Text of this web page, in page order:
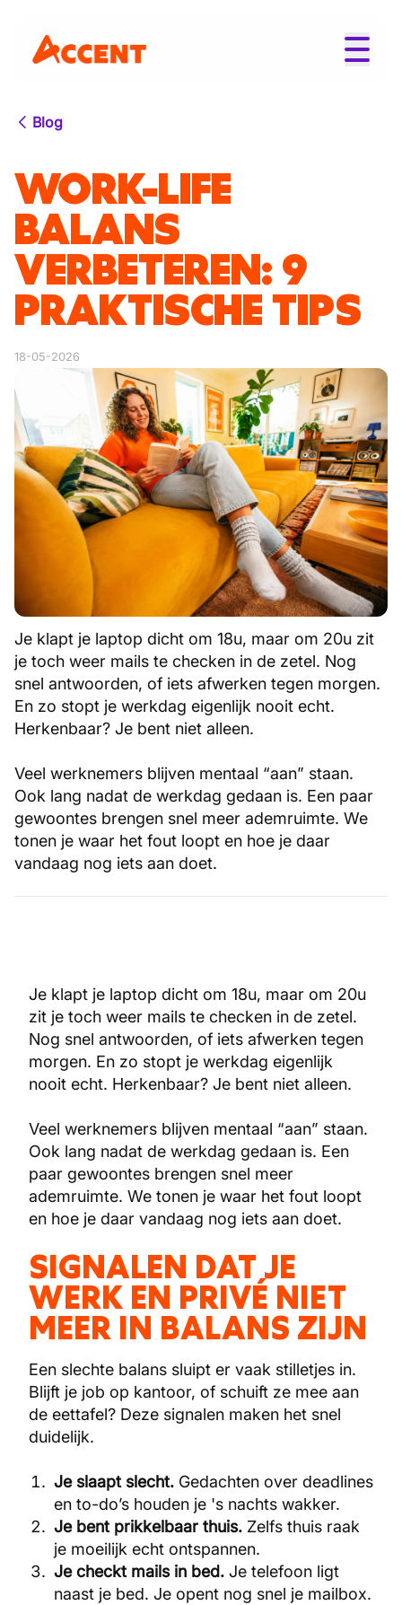
Blog
WORK-LIFE
BALANS
VERBETEREN: 9
PRAKTISCHE TIPS
18-05-2026
Je klapt je laptop dicht om 18u, maar om 20u zit
je toch weer mails te checken in de zetel. Nog
snel antwoorden, of iets afwerken tegen morgen.
En zo stopt je werkdag eigenlijk nooit echt.
Herkenbaar? Je bent niet alleen.
Veel werknemers blijven mentaal “aan” staan.
Ook lang nadat de werkdag gedaan is. Een paar
gewoontes brengen snel meer ademruimte. We
tonen je waar het fout loopt en hoe je daar
vandaag nog iets aan doet.
Je klapt je laptop dicht om 18u, maar om 20u
zit je toch weer mails te checken in de zetel.
Nog snel antwoorden, of iets afwerken tegen
morgen. En zo stopt je werkdag eigenlijk
nooit echt. Herkenbaar? Je bent niet alleen.
Veel werknemers blijven mentaal “aan” staan.
Ook lang nadat de werkdag gedaan is. Een
paar gewoontes brengen snel meer
ademruimte. We tonen je waar het fout loopt
en hoe je daar vandaag nog iets aan doet.
SIGNALEN DAT JE
WERK EN PRIVÉ NIET
MEER IN BALANS ZIJN
Een slechte balans sluipt er vaak stilletjes in.
Blijft je job op kantoor, of schuift ze mee aan
de eettafel? Deze signalen maken het snel
duidelijk.
Je slaapt slecht. Gedachten over deadlines
en to-do’s houden je 's nachts wakker.
Je bent prikkelbaar thuis. Zelfs thuis raak
je moeilijk echt ontspannen.
Je checkt mails in bed. Je telefoon ligt
naast je bed. Je opent nog snel je mailbox.